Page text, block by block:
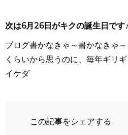
次は6月26日がキクの誕生日です♪
ブログ書かなきゃ～書かなきゃ
くらいから思うのに、毎年ギリ
イケダ
この記事をシェアする